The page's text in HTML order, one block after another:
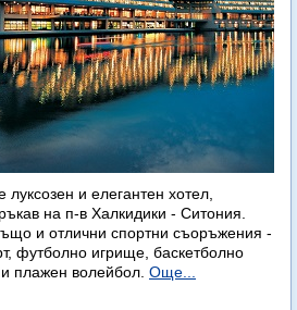
и елегантен хотел,
на п-в Халкидики - Ситония.
и отлични спортни съоръжения -
футболно игрище, баскетболно
плажен волейбол. Още...